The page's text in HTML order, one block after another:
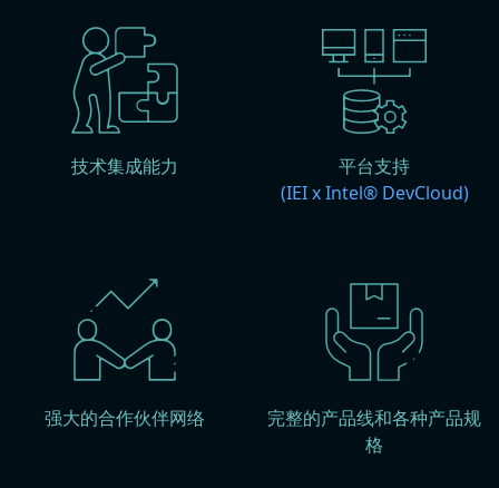
技术集成能力
平台支持
(IEI x Intel® DevCloud)
强大的合作伙伴网络
完整的产品线和各种产品规
格